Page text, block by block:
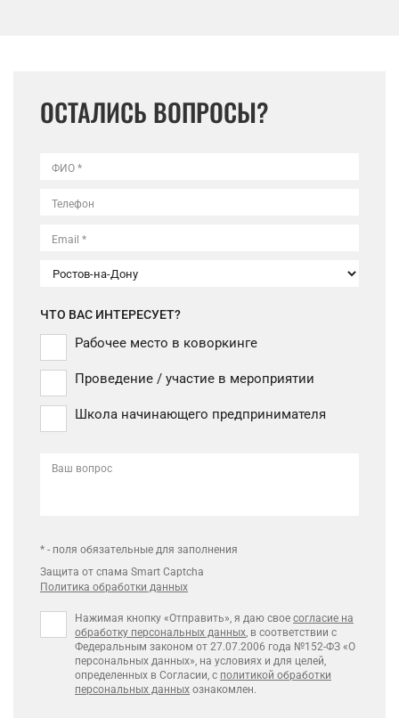
ОСТАЛИСЬ ВОПРОСЫ?
ФИО *
Телефон
Email *
ЧТО ВАС ИНТЕРЕСУЕТ?
Рабочее место в коворкинге
Проведение / участие в мероприятии
Школа начинающего предпринимателя
Ваш вопрос
* - поля обязательные для заполнения
Защита от спама Smart Captcha
Политика обработки данных
Нажимая кнопку «Отправить», я даю свое согласие на
обработку персональных данных, в соответствии с
Федеральным законом от 27.07.2006 года №152-ФЗ «О
персональных данных», на условиях и для целей,
определенных в Согласии, с политикой обработки
персональных данных ознакомлен.